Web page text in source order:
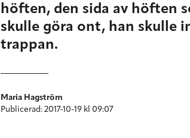
höften, den sida av höften
skulle göra ont, han skulle
trappan.
Maria Hagström
Publicerad: 2017-10-19 kl 09:07